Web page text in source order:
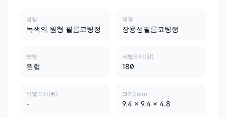
성상
녹색의 원형 필름코팅정
제형
장용성필름코팅정
모양
원형
식별표시(앞)
180
식별표시(뒤)
-
크기(mm)
9.4 x 9.4 x 4.8